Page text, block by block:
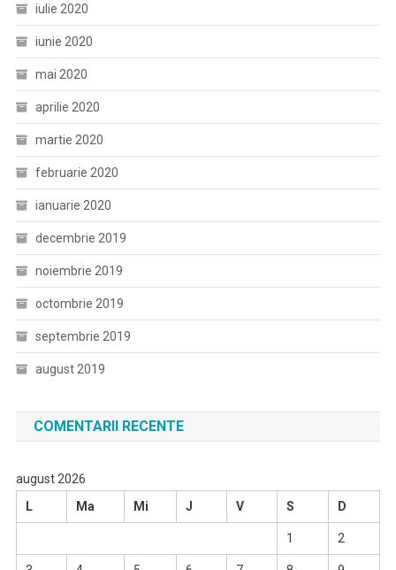
iulie 2020
iunie 2020
mai 2020
aprilie 2020
martie 2020
februarie 2020
ianuarie 2020
decembrie 2019
noiembrie 2019
octombrie 2019
septembrie 2019
august 2019
COMENTARII RECENTE
august 2026
L
Ma Mi J V S D
1 2